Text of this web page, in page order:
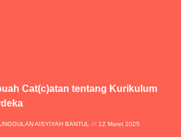
Cat(c)atan tentang Kurikulum
AISYIYAH BANTUL 12 Maret 2025